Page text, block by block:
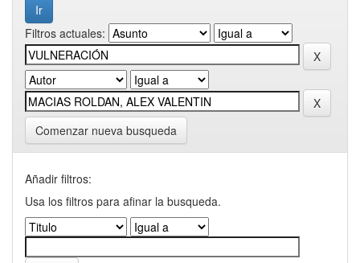
Filtros actuales:
Comenzar nueva busqueda
Añadir filtros:
Usa los filtros para afinar la busqueda.